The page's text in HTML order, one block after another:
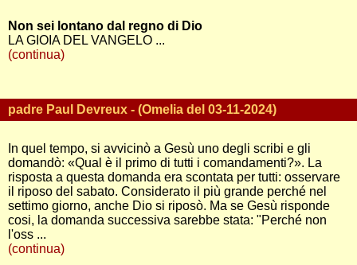
Non sei lontano dal regno di Dio
LA GIOIA DEL VANGELO ...
(continua)
padre Paul Devreux - (Omelia del 03-11-2024)
In quel tempo, si avvicinò a Gesù uno degli scribi e gli
domandò: «Qual è il primo di tutti i comandamenti?». La
risposta a questa domanda era scontata per tutti: osservare
il riposo del sabato. Considerato il più grande perché nel
settimo giorno, anche Dio si riposò. Ma se Gesù risponde
cosi, la domanda successiva sarebbe stata: "Perché non
l'oss ...
(continua)